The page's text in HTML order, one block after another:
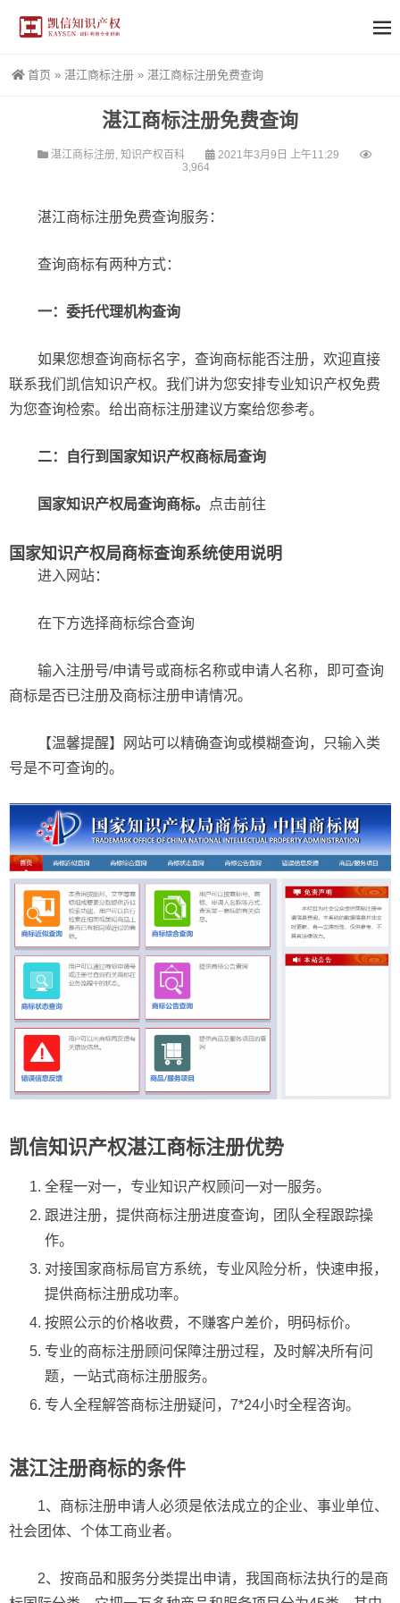
首页 » 湛江商标注册 » 湛江商标注册免费查询
湛江商标注册免费查询
湛江商标注册, 知识产权百科
2021年3月9日 上午11:29
3,964
湛江商标注册免费查询服务：
查询商标有两种方式：
一：委托代理机构查询
如果您想查询商标名字，查询商标能否注册，欢迎直接
联系我们凯信知识产权。我们讲为您安排专业知识产权免费
为您查询检索。给出商标注册建议方案给您参考。
二：自行到国家知识产权商标局查询
国家知识产权局查询商标。 点击前往
国家知识产权局商标查询系统使用说明
进入网站：
在下方选择商标综合查询
输入注册号/申请号或商标名称或申请人名称，即可查询
商标是否已注册及商标注册申请情况。
【温馨提醒】网站可以精确查询或模糊查询，只输入类
号是不可查询的。
凯信知识产权湛江商标注册优势
全程一对一，专业知识产权顾问一对一服务。
跟进注册，提供商标注册进度查询，团队全程跟踪操
作。
对接国家商标局官方系统，专业风险分析，快速申报，
提供商标注册成功率。
按照公示的价格收费，不赚客户差价，明码标价。
专业的商标注册顾问保障注册过程，及时解决所有问
题，一站式商标注册服务。
专人全程解答商标注册疑问，7*24小时全程咨询。
湛江注册商标的条件
1、商标注册申请人必须是依法成立的企业、事业单位、
社会团体、个体工商业者。
2、按商品和服务分类提出申请，我国商标法执行的是商